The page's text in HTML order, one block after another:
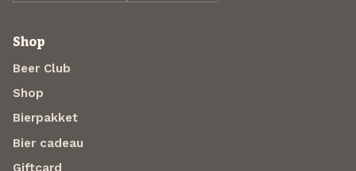
Shop
Beer Club
Shop
Bierpakket
Bier cadeau
Giftcard